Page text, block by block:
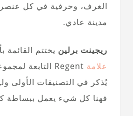
الغرف، وحرفية في كل
مدينة عادي.
ريجينت برلين يختتم القائمة
علامة
يُذكر في التصنيفات
فهنا كل شيء يعمل ببساطة